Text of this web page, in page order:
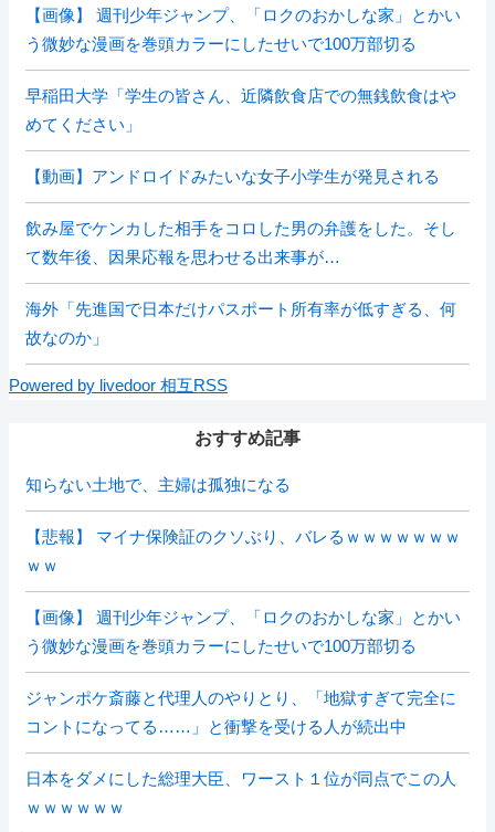
【画像】 週刊少年ジャンプ、「ロクのおかしな家」とかい
う微妙な漫画を巻頭カラーにしたせいで100万部切る
早稲田大学「学生の皆さん、近隣飲食店での無銭飲食はや
めてください」
【動画】アンドロイドみたいな女子小学生が発見される
飲み屋でケンカした相手をコロした男の弁護をした。そし
て数年後、因果応報を思わせる出来事が…
海外「先進国で日本だけパスポート所有率が低すぎる、何
故なのか」
Powered by livedoor 相互RSS
おすすめ記事
知らない土地で、主婦は孤独になる
【悲報】 マイナ保険証のクソぶり、バレるｗｗｗｗｗｗｗ
ｗｗ
【画像】 週刊少年ジャンプ、「ロクのおかしな家」とかい
う微妙な漫画を巻頭カラーにしたせいで100万部切る
ジャンポケ斎藤と代理人のやりとり、「地獄すぎて完全に
コントになってる……」と衝撃を受ける人が続出中
日本をダメにした総理大臣、ワースト１位が同点でこの人
ｗｗｗｗｗｗ